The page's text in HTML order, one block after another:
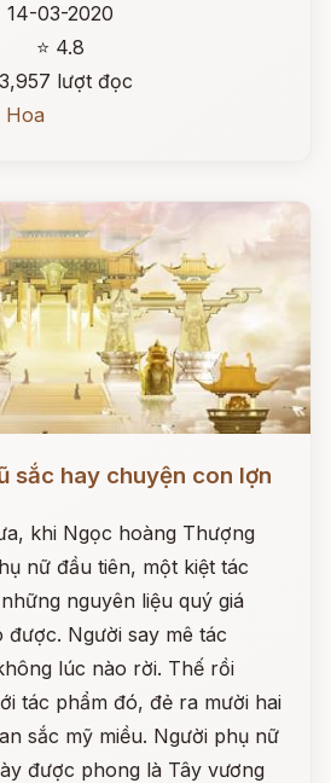
14-03-2020
⭐ 4.8
lượt đọc
Hoa
sắc hay chuyện con lợn
khi Ngọc hoàng Thượng
nữ đầu tiên, một kiệt tác
nguyên liệu quý giá
được. Người say mê tác
lúc nào rời. Thế rồi
tác phẩm đó, đẻ ra mười hai
sắc mỹ miều. Người phụ nữ
được phong là Tây vương